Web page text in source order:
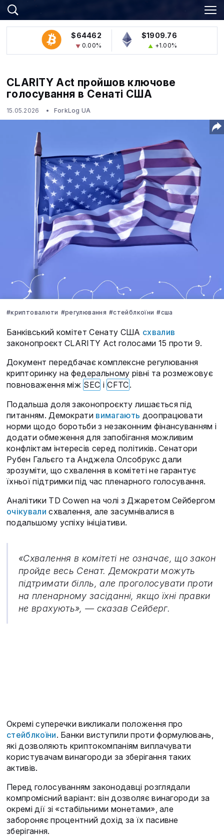
$64462
0.00%
$1909.76
+1.00%
CLARITY Act пройшов ключове
голосування в Сенаті США
15.05.2026 ForkLog UA
#криптовалюти #регулювання #стейблкоїни #сша
Банківський комітет Сенату США схвалив
законопроєкт CLARITY Act голосами 15 проти 9.
Документ передбачає комплексне регулювання
крипторинку на федеральному рівні та розмежовує
повноваження між SEC і CFTC.
Подальша доля законопроєкту лишається під
питанням. Демократи вимагають доопрацювати
норми щодо боротьби з незаконним фінансуванням і
додати обмеження для запобігання можливим
конфліктам інтересів серед політиків. Сенатори
Рубен Гальєго та Анджела Олсобрукс дали
зрозуміти, що схвалення в комітеті не гарантує
їхньої підтримки під час пленарного голосування.
Аналітики TD Cowen на чолі з Джаретом Сейбергом
очікували схвалення, але засумнівалися в
подальшому успіху ініціативи.
«Схвалення в комітеті не означає, що закон
пройде весь Сенат. Демократи можуть
підтримати білль, але проголосувати проти
на пленарному засіданні, якщо їхні правки
не врахують», — сказав Сейберг.
Окремі суперечки викликали положення про
стейблкоїни. Банки виступили проти формулювань,
які дозволяють криптокомпаніям виплачувати
користувачам винагороди за зберігання таких
активів.
Перед голосуванням законодавці розглядали
компромісний варіант: він дозволяє винагороди за
окремі дії зі «стабільними монетами», але
забороняє процентний дохід за їх пасивне
зберігання.